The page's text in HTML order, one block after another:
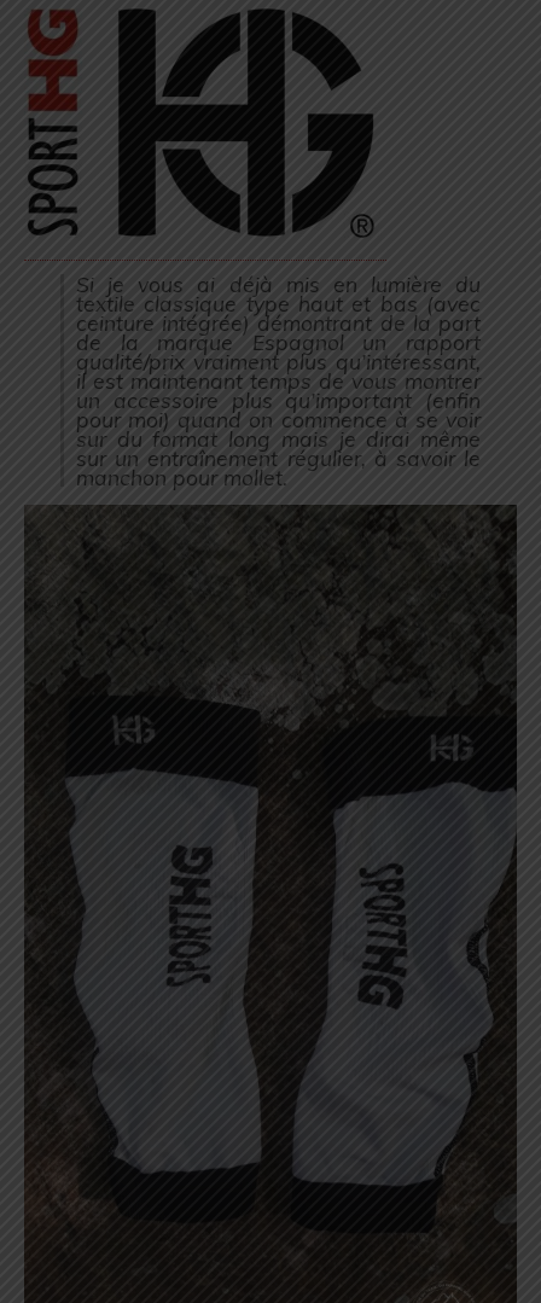
Si je vous ai déjà mis en lumière du
textile classique type haut et bas (avec
ceinture intégrée) démontrant de la part
de la marque Espagnol un rapport
qualité/prix vraiment plus qu’intéressant,
il est maintenant temps de vous montrer
un accessoire plus qu’important (enfin
pour moi) quand on commence à se voir
sur du format long mais je dirai même
sur un entraînement régulier, à savoir le
manchon pour mollet.